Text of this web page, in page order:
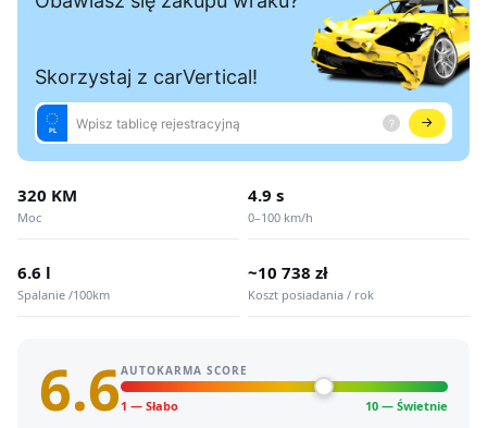
320 KM
Moc
4.9 s
0–100 km/h
6.6 l
Spalanie /100km
~10 738 zł
Koszt posiadania / rok
6.6AUTOKARMA SCORE
1 — Słabo 10 — Świetnie